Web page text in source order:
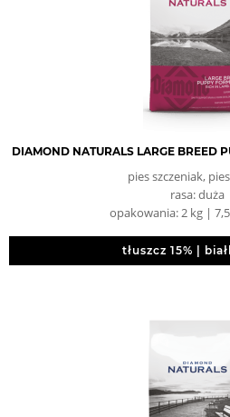
DIAMOND NATURALS LARGE BREED
pies szczeniak,
rasa: duża
opakowania: 2 kg |
tłuszcz 15% |